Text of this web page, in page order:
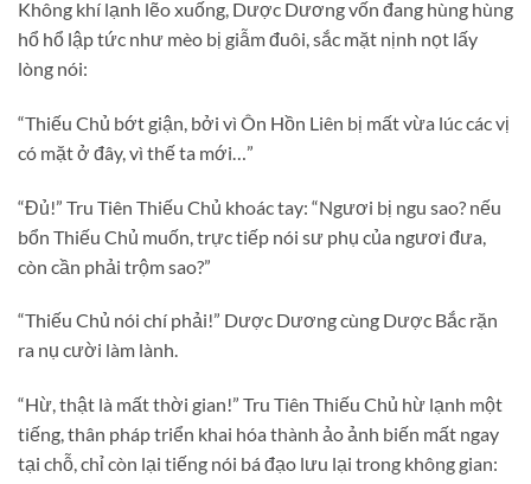
Không khí lạnh lẽo xuống, Dược Dương vốn đang hùng hùng
hổ hổ lập tức như mèo bị giẫm đuôi, sắc mặt nịnh nọt lấy
lòng nói:
“Thiếu Chủ bớt giận, bởi vì Ôn Hồn Liên bị mất vừa lúc các vị
có mặt ở đây, vì thế ta mới…”
“Đủ!” Tru Tiên Thiếu Chủ khoác tay: “Ngươi bị ngu sao? nếu
bổn Thiếu Chủ muốn, trực tiếp nói sư phụ của ngươi đưa,
còn cần phải trộm sao?”
“Thiếu Chủ nói chí phải!” Dược Dương cùng Dược Bắc rặn
ra nụ cười làm lành.
“Hừ, thật là mất thời gian!” Tru Tiên Thiếu Chủ hừ lạnh một
tiếng, thân pháp triển khai hóa thành ảo ảnh biến mất ngay
tại chỗ, chỉ còn lại tiếng nói bá đạo lưu lại trong không gian: